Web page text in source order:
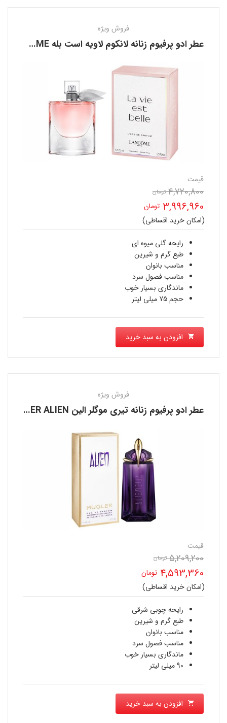
فروش ویژه
عطر ادو پرفیوم زنانه لانکوم لاویه است بله LANCOME
قیمت
4,720,800 تومان
اصلی
4,720,800 تومان
بود.
3,996,960 تومان
قیمت
فعلی
3,996,960 تومان
است.
(امکان خرید اقساطی)
رایحه گلی میوه ای
طبع گرم و شیرین
مناسب بانوان
مناسب فصول سرد
ماندگاری بسیار خوب
حجم 75 میلی لیتر
افزودن به سبد خرید
فروش ویژه
عطر ادو پرفیوم زنانه تیری موگلر الین THIERRY MUGLER ALIEN
قیمت
5,209,200 تومان
اصلی
5,209,200 تومان
بود.
4,593,360 تومان
قیمت
فعلی
4,593,360 تومان
است.
(امکان خرید اقساطی)
رایحه چوبی شرقی
طبع گرم و شیرین
مناسب بانوان
مناسب فصول سرد
ماندگاری بسیار خوب
90 میلی لیتر
افزودن به سبد خرید